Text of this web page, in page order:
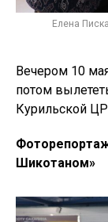
Елена
Вечером 10
потом
Курильской
Шикотаном»